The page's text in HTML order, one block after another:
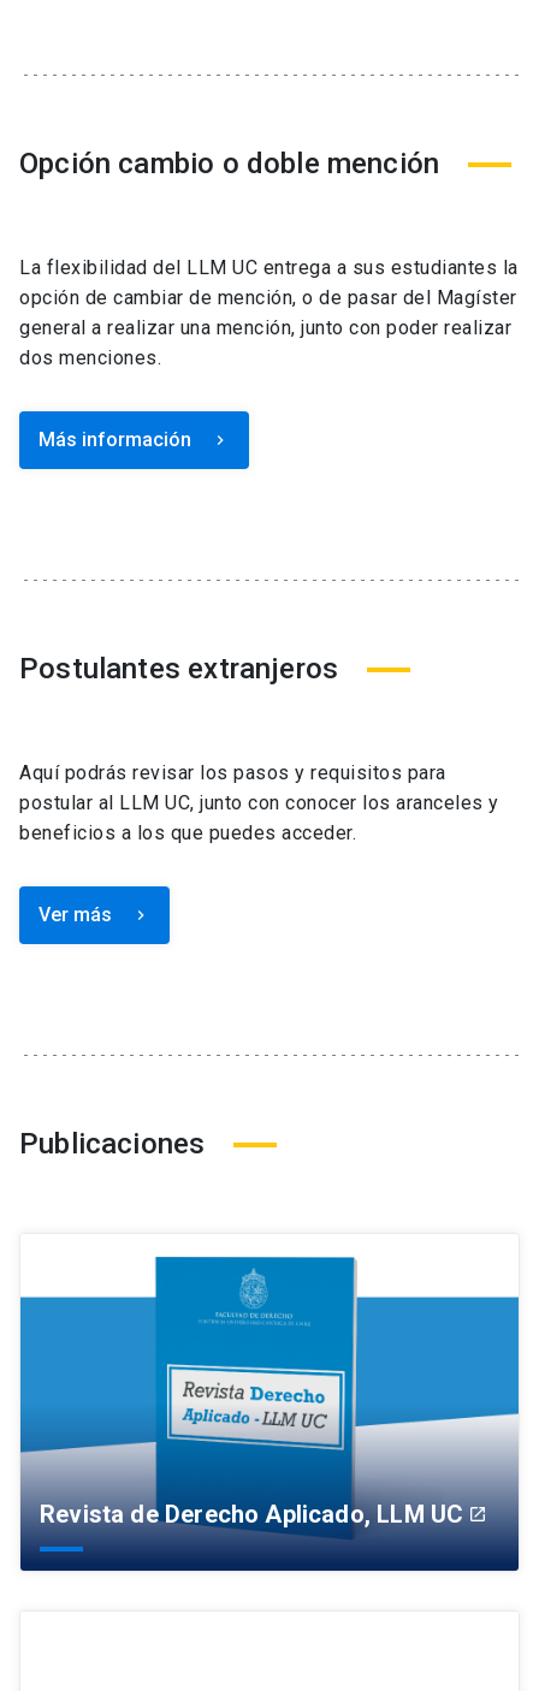
Opción cambio o doble mención
La flexibilidad del LLM UC entrega a sus estudiantes la
opción de cambiar de mención, o de pasar del Magíster
general a realizar una mención, junto con poder realizar
dos menciones.
Más información keyboard_arrow_right
Postulantes extranjeros
Aquí podrás revisar los pasos y requisitos para
postular al LLM UC, junto con conocer los aranceles y
beneficios a los que puedes acceder.
Ver más keyboard_arrow_right
Publicaciones
Revista de Derecho Aplicado, LLM UC launch